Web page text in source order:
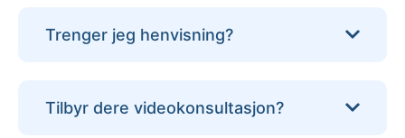
Trenger jeg henvisning?
Tilbyr dere videokonsultasjon?